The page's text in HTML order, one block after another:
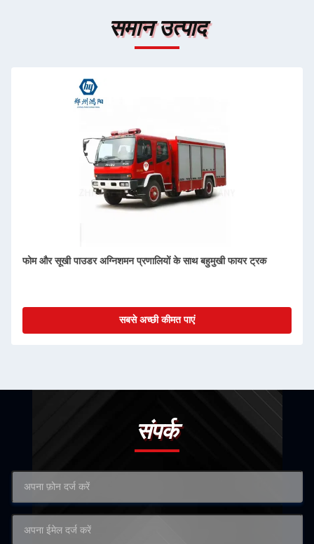
समान उत्पाद
फोम और सूखी पाउडर अग्निशमन प्रणालियों के साथ बहुमुखी फायर ट्रक
सबसे अच्छी कीमत पाएं
संपर्क